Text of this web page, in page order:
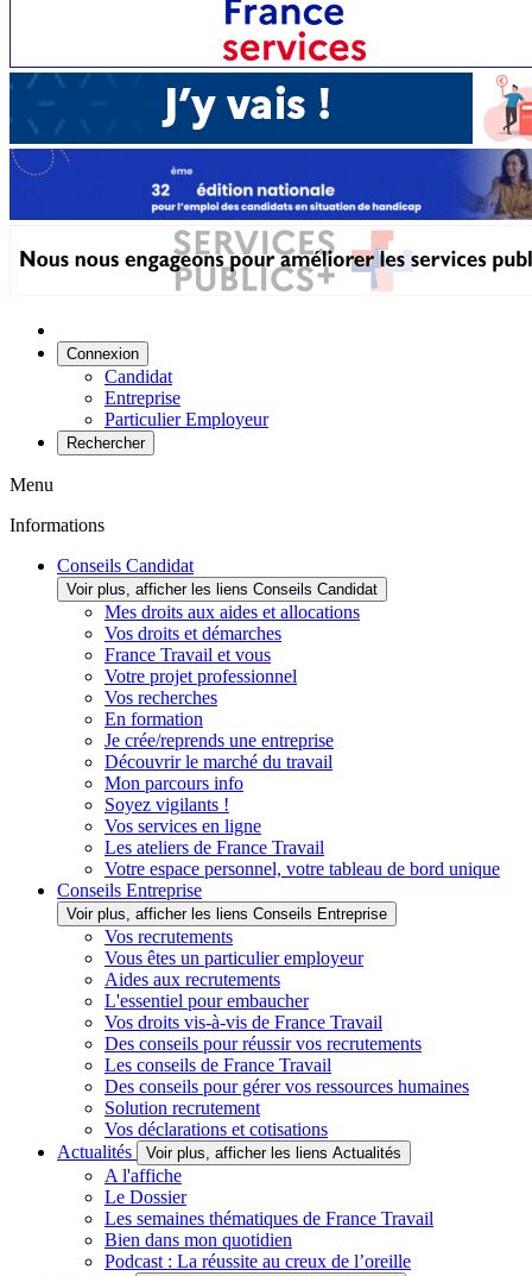
Connexion
Candidat
Entreprise
Particulier Employeur
Rechercher
Menu
Informations
Conseils Candidat
Voir plus, afficher les liens Conseils Candidat
Mes droits aux aides et allocations
Vos droits et démarches
France Travail et vous
Votre projet professionnel
Vos recherches
En formation
Je crée/reprends une entreprise
Découvrir le marché du travail
Mon parcours info
Soyez vigilants !
Vos services en ligne
Les ateliers de France Travail
Votre espace personnel, votre tableau de bord unique
Conseils Entreprise
Voir plus, afficher les liens Conseils Entreprise
Vos recrutements
Vous êtes un particulier employeur
Aides aux recrutements
L'essentiel pour embaucher
Vos droits vis-à-vis de France Travail
Des conseils pour réussir vos recrutements
Les conseils de France Travail
Des conseils pour gérer vos ressources humaines
Solution recrutement
Vos déclarations et cotisations
Actualités
Voir plus, afficher les liens Actualités
A l'affiche
Le Dossier
Les semaines thématiques de France Travail
Bien dans mon quotidien
Podcast : La réussite au creux de l’oreille